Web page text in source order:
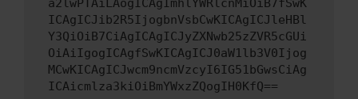
a2lwPTAiLAogICAgImhlYWRlcnMiOiB7fSwK
ICAgICJib2R5IjogbnVsbCwKICAgICJleHBl
Y3QiOiB7CiAgICAgICJyZXNwb25zZVR5cGUi
OiAiIgogICAgfSwKICAgICJ0aW1lb3V0Ijog
MCwKICAgICJwcm9ncmVzcyI6IG51bGwsCiAg
ICAicmlza3kiOiBmYWxzZQogIH0KfQ==